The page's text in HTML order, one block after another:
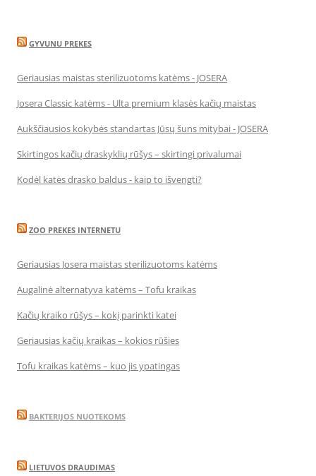
GYVUNU PREKES
Geriausias maistas sterilizuotoms katėms - JOSERA
Josera Classic katėms - Ulta premium klasės kačių maistas
Aukščiausios kokybės standartas Jūsų šuns mitybai - JOSERA
Skirtingos kačių draskyklių rūšys – skirtingi privalumai
Kodėl katės drasko baldus - kaip to išvengti?
ZOO PREKES INTERNETU
Geriausias Josera maistas sterilizuotoms katėms
Augalinė alternatyva katėms – Tofu kraikas
Kačių kraiko rūšys – kokį parinkti katei
Geriausias kačių kraikas – kokios rūšies
Tofu kraikas katėms – kuo jis ypatingas
BAKTERIJOS NUOTEKOMS
LIETUVOS DRAUDIMAS